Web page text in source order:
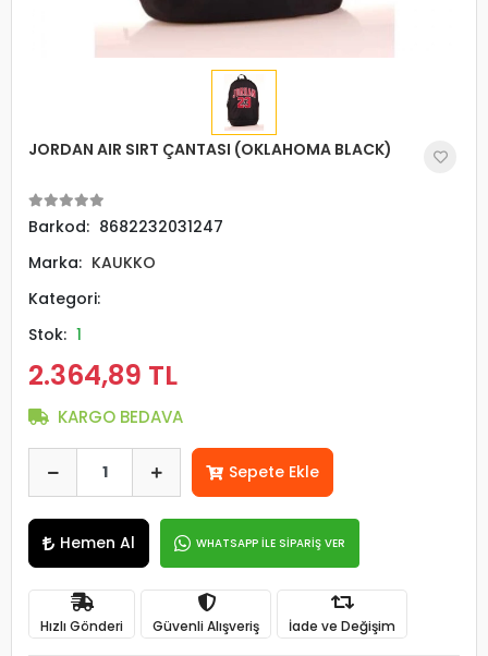
JORDAN AIR SIRT ÇANTASI (OKLAHOMA BLACK)
Barkod: 8682232031247
Marka: KAUKKO
Kategori:
Stok: 1
2.364,89 TL
KARGO BEDAVA
Sepete Ekle
Hemen Al WHATSAPP İLE SİPARİŞ VER
Hızlı Gönderi Güvenli Alışveriş İade ve Değişim